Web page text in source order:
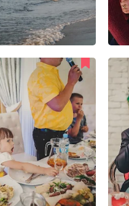
8 2